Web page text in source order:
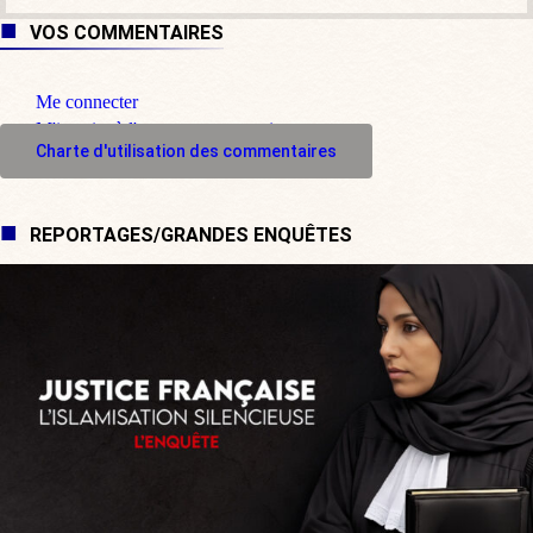
VOS COMMENTAIRES
Me connecter
M'inscrire à l'espace commentaire
Charte d'utilisation des commentaires
REPORTAGES/GRANDES ENQUÊTES